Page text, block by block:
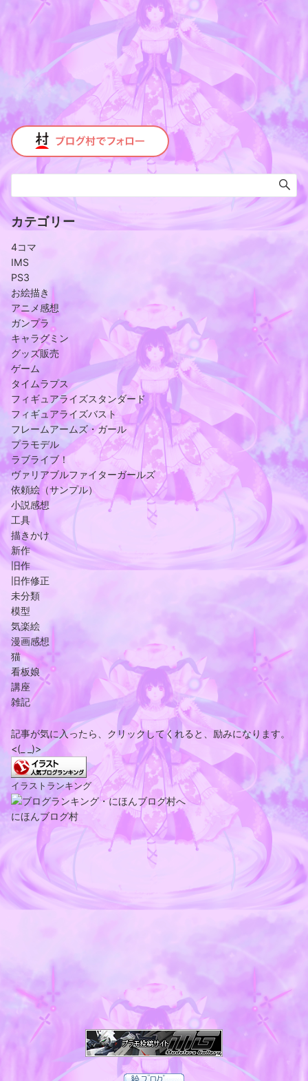
カテゴリー
4コマ
IMS
PS3
お絵描き
アニメ感想
ガンプラ
キャラグミン
グッズ販売
ゲーム
タイムラプス
フィギュアライズスタンダード
フィギュアライズバスト
フレームアームズ・ガール
プラモデル
ラブライブ！
ヴァリアブルファイターガールズ
依頼絵（サンプル）
小説感想
工具
描きかけ
新作
旧作
旧作修正
未分類
模型
気楽絵
漫画感想
猫
看板娘
講座
雑記
記事が気に入ったら、クリックしてくれると、励みになります。
<(_ _)>
イラストランキング
にほんブログ村